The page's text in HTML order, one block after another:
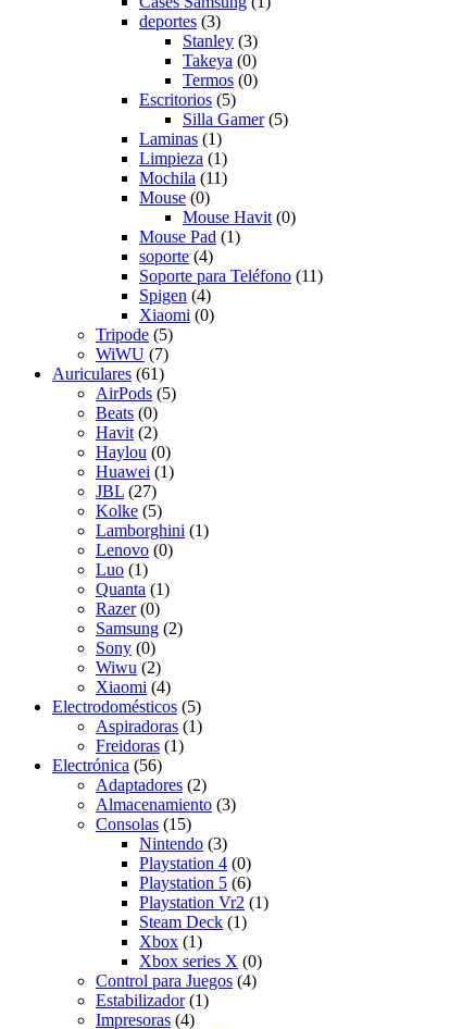
deportes (3)
Stanley (3)
Takeya (0)
Termos (0)
Escritorios (5)
Silla Gamer (5)
Laminas (1)
Limpieza (1)
Mochila (11)
Mouse (0)
Mouse Havit (0)
Mouse Pad (1)
soporte (4)
Soporte para Teléfono (11)
Spigen (4)
Xiaomi (0)
Tripode (5)
WiWU (7)
Auriculares (61)
AirPods (5)
Beats (0)
Havit (2)
Haylou (0)
Huawei (1)
JBL (27)
Kolke (5)
Lamborghini (1)
Lenovo (0)
Luo (1)
Quanta (1)
Razer (0)
Samsung (2)
Sony (0)
Wiwu (2)
Xiaomi (4)
Electrodomésticos (5)
Aspiradoras (1)
Freidoras (1)
Electrónica (56)
Adaptadores (2)
Almacenamiento (3)
Consolas (15)
Nintendo (3)
Playstation 4 (0)
Playstation 5 (6)
Playstation Vr2 (1)
Steam Deck (1)
Xbox (1)
Xbox series X (0)
Control para Juegos (4)
Estabilizador (1)
Impresoras (4)